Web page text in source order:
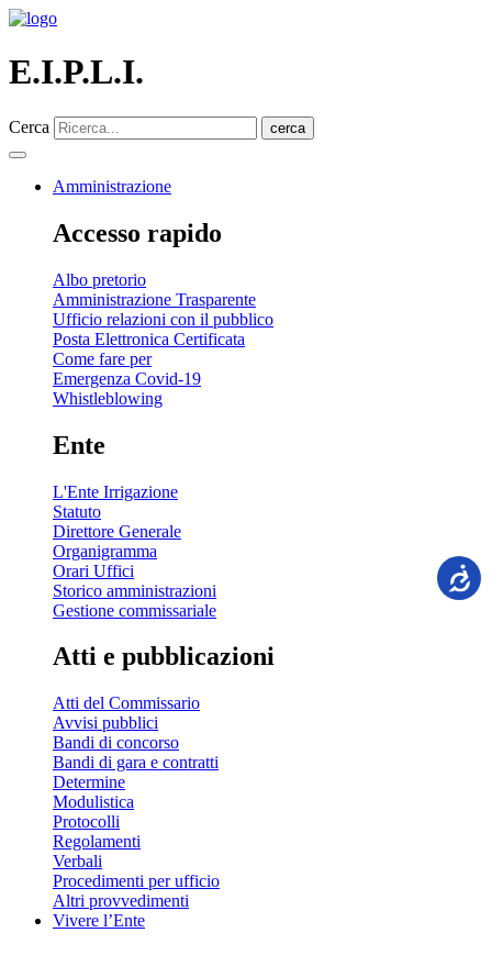
E.I.P.L.I.
Cerca cerca
Amministrazione
Accesso rapido
Albo pretorio
Amministrazione Trasparente
Ufficio relazioni con il pubblico
Posta Elettronica Certificata
Come fare per
Emergenza Covid-19
Whistleblowing
Ente
L'Ente Irrigazione
Statuto
Direttore Generale
Organigramma
Orari Uffici
Storico amministrazioni
Gestione commissariale
Atti e pubblicazioni
Atti del Commissario
Avvisi pubblici
Bandi di concorso
Bandi di gara e contratti
Determine
Modulistica
Protocolli
Regolamenti
Verbali
Procedimenti per ufficio
Altri provvedimenti
Vivere l’Ente